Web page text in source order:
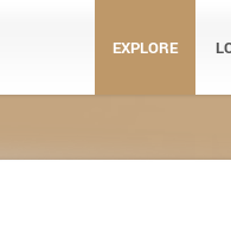
EXPLORE